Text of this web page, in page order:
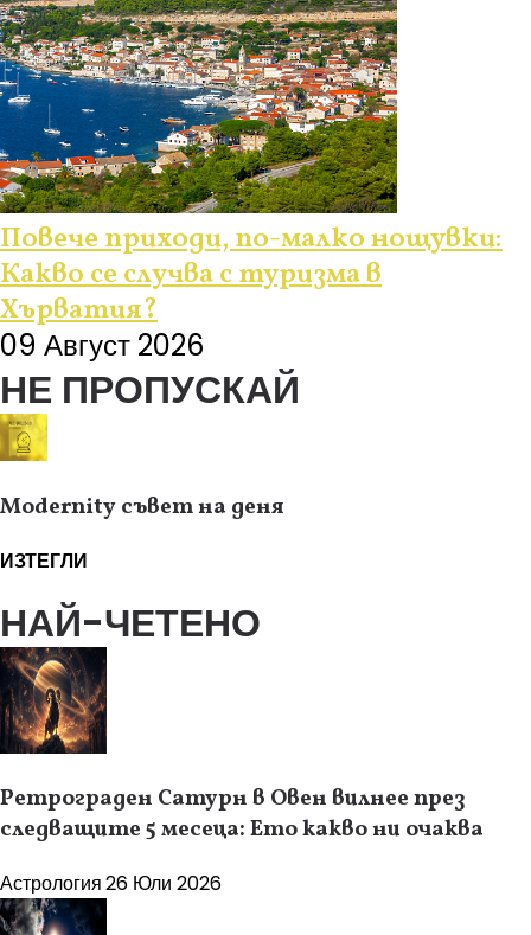
Повече приходи, по-малко нощувки:
Какво се случва с туризма в
Хърватия?
09 Август 2026
НЕ ПРОПУСКАЙ
Modernity съвет на деня
ИЗТЕГЛИ
НАЙ-ЧЕТЕНО
Ретрограден Сатурн в Овен вилнее през
следващите 5 месеца: Ето какво ни очаква
Астрология26 Юли 2026